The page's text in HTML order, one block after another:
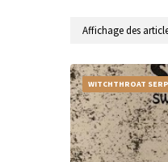
Affichage des
WITCHTHROAT